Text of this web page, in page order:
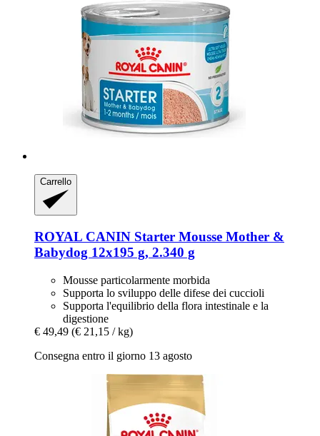
Carrello
ROYAL CANIN Starter Mousse Mother &
Babydog 12x195 g, 2.340 g
Mousse particolarmente morbida
Supporta lo sviluppo delle difese dei cuccioli
Supporta l'equilibrio della flora intestinale e la
digestione
€ 49,49 (€ 21,15 / kg)
Consegna entro il giorno 13 agosto